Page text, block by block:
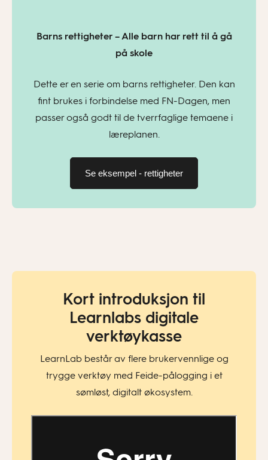
Barns rettigheter – Alle barn har rett til å gå
på skole
Dette er en serie om barns rettigheter. Den kan
fint brukes i forbindelse med FN-Dagen, men
passer også godt til de tverrfaglige temaene i
læreplanen.
Se eksempel - rettigheter
Kort introduksjon til
Learnlabs digitale
verktøykasse
LearnLab består av flere brukervennlige og
trygge verktøy med Feide-pålogging i et
sømløst, digitalt økosystem.